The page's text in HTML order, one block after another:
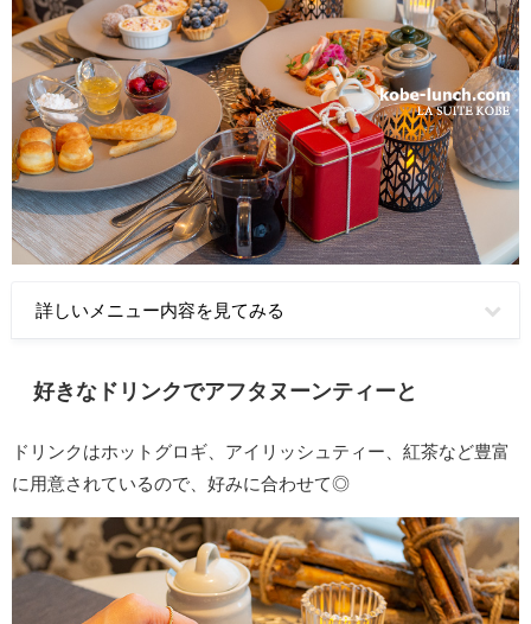
詳しいメニュー内容を見てみる
好きなドリンクでアフタヌーンティーと
ドリンクはホットグロギ、アイリッシュティー、紅茶など豊富
に用意されているので、好みに合わせて◎